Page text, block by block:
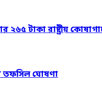
২৬৫ টাকা রাষ্ট্রীয়
তফসিল ঘোষণা